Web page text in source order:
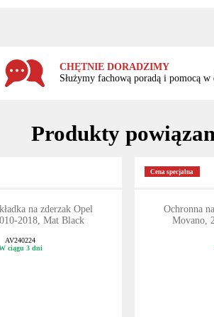
CHĘTNIE DORADZIMY
Służymy fachową poradą i pomocą w
Produkty
na zderzak Opel
2018, Mat Black
AV240224
ciągu 3 dni
Cena specjalna
Ochronna
Movano,